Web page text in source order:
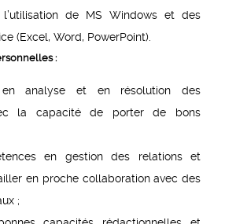
l’utilisation de MS Windows et des
(Excel, Word, PowerPoint).
:
en analyse et en résolution des
la capacité de porter de bons
en gestion des relations et
en proche collaboration avec des
;